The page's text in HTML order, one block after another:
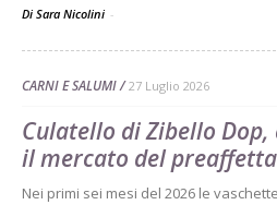
Di Sara Nicolini -
CARNI E SALUMI 27 Luglio 2026
Culatello di Zibello Dop,
il mercato del
Nei primi sei mesi del 2026 le